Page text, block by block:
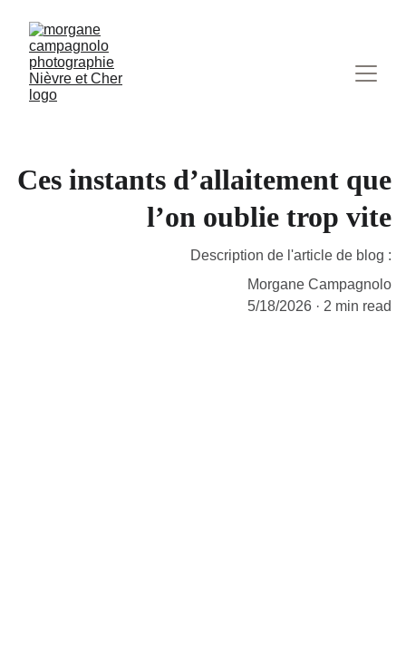
Ces instants d’allaitement que
l’on oublie trop vite
Description de l'article de blog :
Morgane Campagnolo
5/18/2026
2 min read